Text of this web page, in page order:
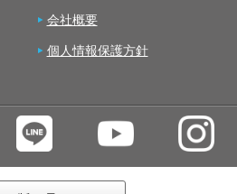
会社概要
個人情報保護方針